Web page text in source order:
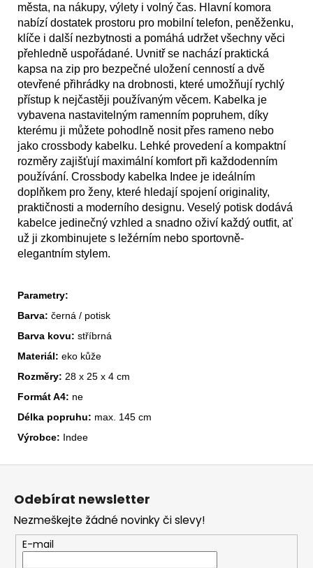
města, na nákupy, výlety i volný čas. Hlavní komora
nabízí dostatek prostoru pro mobilní telefon, peněženku,
klíče i další nezbytnosti a pomáhá udržet všechny věci
přehledně uspořádané. Uvnitř se nachází praktická
kapsa na zip pro bezpečné uložení cenností a dvě
otevřené přihrádky na drobnosti, které umožňují rychlý
přístup k nejčastěji používaným věcem. Kabelka je
vybavena nastavitelným ramenním popruhem, díky
kterému ji můžete pohodlně nosit přes rameno nebo
jako crossbody kabelku. Lehké provedení a kompaktní
rozměry zajišťují maximální komfort při každodenním
používání. Crossbody kabelka Indee je ideálním
doplňkem pro ženy, které hledají spojení originality,
praktičnosti a moderního designu. Veselý potisk dodává
kabelce jedinečný vzhled a snadno oživí každý outfit, ať
už ji zkombinujete s ležérním nebo sportovně-
elegantním stylem.
Parametry:
Barva: černá / potisk
Barva kovu: stříbrná
Materiál: eko kůže
Rozměry: 28 x 25 x 4 cm
Formát A4: ne
Délka popruhu: max. 145 cm
Výrobce: Indee
Z
Odebírat newsletter
Nezmeškejte žádné novinky či slevy!
E-mail